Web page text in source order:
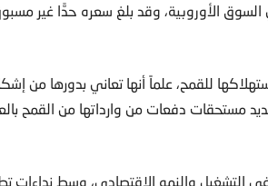
الأوروبية، وقد بلغ سعره حدًّا غير
أكثر من 60 في المئة من استهلاكها للقمح، علماً أنها تعاني بدورها
مستحقات دفعات من وارداتها من القمح
التشغيل والنمو الاقتصادي، وسط نداءات